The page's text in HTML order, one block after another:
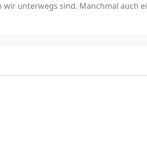
unterwegs sind. Manchmal auch